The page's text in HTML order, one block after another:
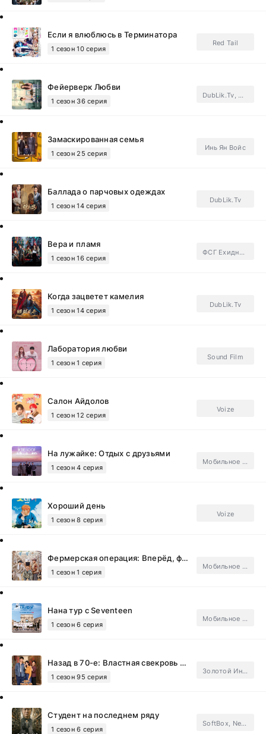
Если я влюблюсь в Терминатора
1 сезон 10 серия
Red Tail
Фейерверк Любви
1 сезон 36 серия
DubLik.Tv, Unicorn, FSG Jade Fox.Subtitles, FSG Last Snow.Subtitles
Замаскированная семья
1 сезон 25 серия
Инь Ян Войс
Баллада о парчовых одеждах
1 сезон 14 серия
DubLik.Tv
Вера и пламя
1 сезон 16 серия
ФСГ Ехидные дорамщицы.Subtitles
Когда зацветет камелия
1 сезон 14 серия
DubLik.Tv
Лаборатория любви
1 сезон 1 серия
Sound Film
Салон Айдолов
1 сезон 12 серия
Voize
На лужайке: Отдых с друзьями
1 сезон 4 серия
Мобильное телевидение
Хороший день
1 сезон 8 серия
Voize
Фермерская операция: Вперёд, ферма!
1 сезон 1 серия
Мобильное телевидение
Нана тур с Seventeen
1 сезон 6 серия
Мобильное телевидение
Назад в 70-е: Властная свекровь уносит меня в полёт
1 сезон 95 серия
Золотой Инлун
Студент на последнем ряду
1 сезон 6 серия
SoftBox, Netflix.Subtitles